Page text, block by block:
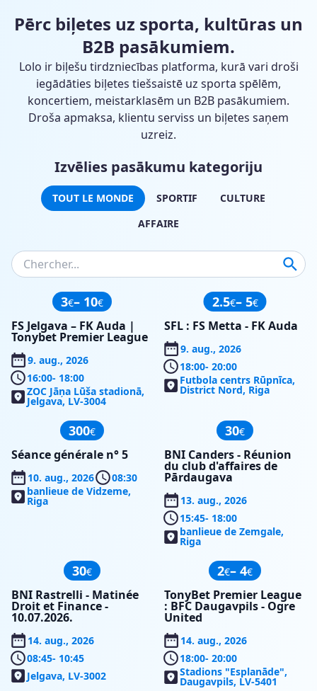
Pērc biļetes uz sporta, kultūras un
B2B pasākumiem.
Lolo ir biļešu tirdzniecības platforma, kurā vari droši
iegādāties biļetes tiešsaistē uz sporta spēlēm,
koncertiem, meistarklasēm un B2B pasākumiem.
Droša apmaksa, klientu serviss un biļetes saņem
uzreiz.
Izvēlies pasākumu kategoriju
TOUT LE MONDE SPORTIF
CULTURE
AFFAIRE
3€– 10€
FS Jelgava – FK Auda |
Tonybet Premier League
9. aug., 2026
16:00- 18:00
ZOC Jāņa Lūša stadionā,
Jelgava, LV-3004
2.5€– 5€
SFL : FS Metta - FK Auda
9. aug., 2026
18:00- 20:00
Futbola centrs Rūpnīca,
District Nord, Riga
300€
Séance générale n° 5
10. aug., 2026
08:30
banlieue de Vidzeme,
Riga
30€
BNI Canders - Réunion
du club d'affaires de
Pārdaugava
13. aug., 2026
15:45- 18:00
banlieue de Zemgale,
Riga
30€
BNI Rastrelli - Matinée
Droit et Finance -
10.07.2026.
14. aug., 2026
08:45- 10:45
Jelgava, LV-3002
2€– 4€
TonyBet Premier League
: BFC Daugavpils - Ogre
United
14. aug., 2026
18:00- 20:00
Stadions "Esplanāde",
Daugavpils, LV-5401